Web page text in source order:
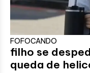
FOFOCANDO
filho se
queda de